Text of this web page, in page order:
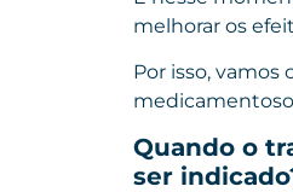
melhorar os
Por isso,
Quando o
ser